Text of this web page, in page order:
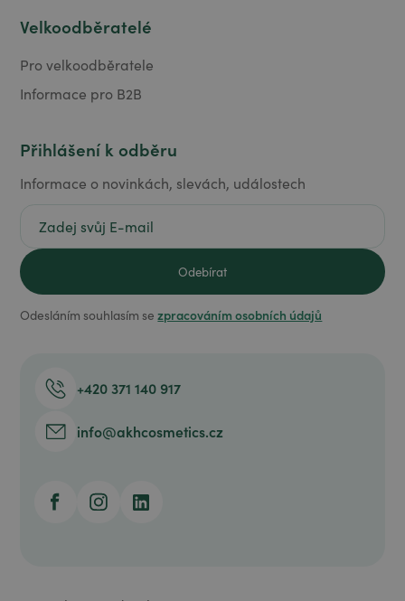
Velkoodběratelé
Pro velkoodběratele
Informace pro B2B
Přihlášení k odběru
Informace o novinkách, slevách, událostech
Odesláním souhlasím sezpracováním osobních údajů
+420 371 140 917
info@akhcosmetics.cz